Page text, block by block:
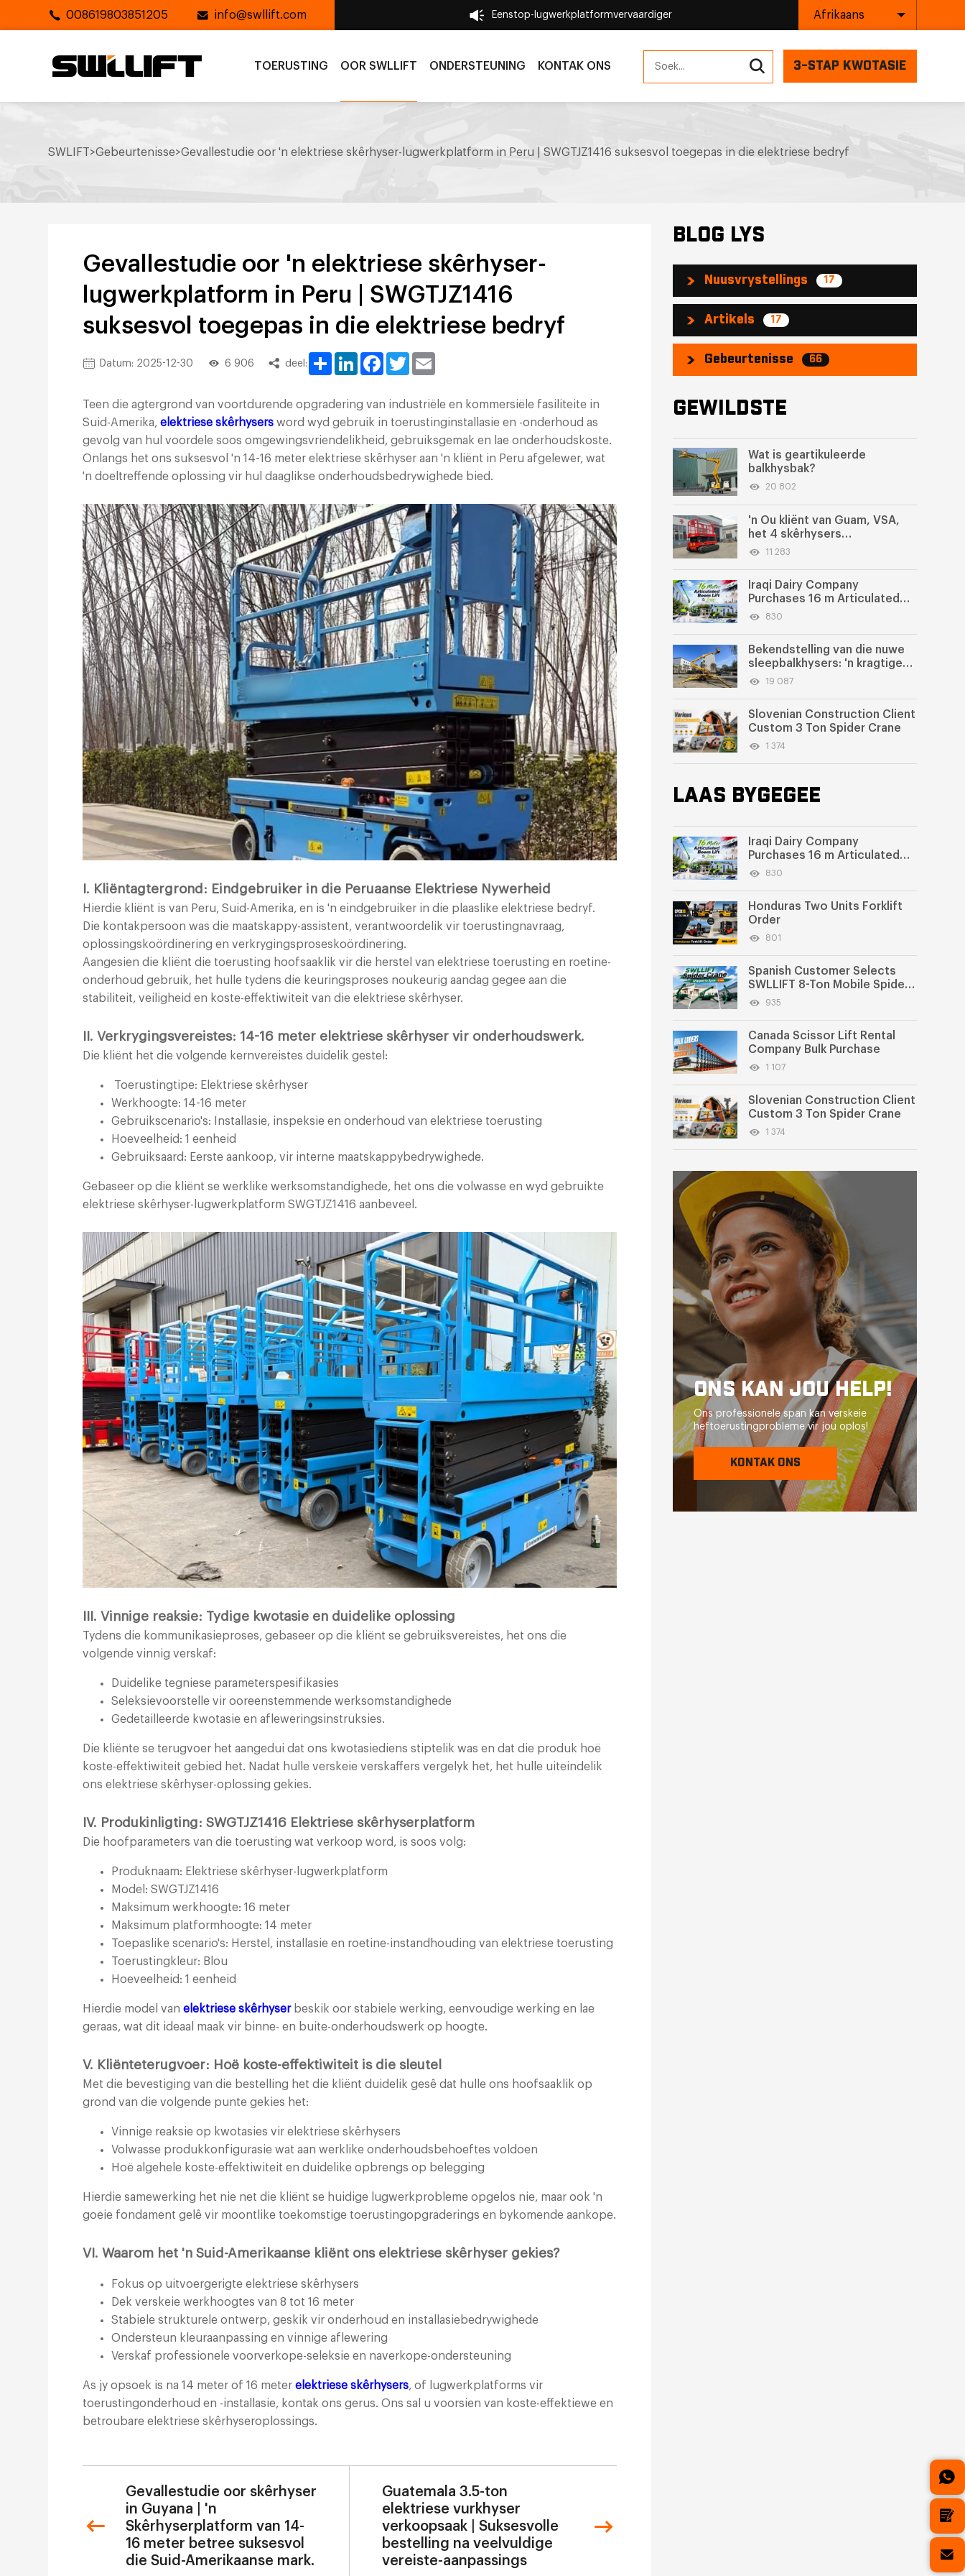
008619803851205 info@swllift.com Eenstop-lugwerkplatformvervaardiger Afrikaans
TOERUSTING OOR SWLLIFT ONDERSTEUNING KONTAK ONS 3-STAP KWOTASIE
SWLIFT>Gebeurtenisse>Gevallestudie oor 'n elektriese skêrhyser-lugwerkplatform in Peru | SWGTJZ1416 suksesvol toegepas in die elektriese bedryf
Gevallestudie oor 'n elektriese skêrhyser-
lugwerkplatform in Peru | SWGTJZ1416
suksesvol toegepas in die elektriese bedryf
Datum: 2025-12-30 6 906 deel:
Share LinkedInFacebook
Twitter
Teen die agtergrond van voortdurende opgradering van industriële en kommersiële fasiliteite in
Suid-Amerika,elektriese skêrhysers word wyd gebruik in toerustinginstallasie en -onderhoud as
gevolg van hul voordele soos omgewingsvriendelikheid, gebruiksgemak en lae onderhoudskoste.
Onlangs het ons suksesvol 'n 14-16 meter elektriese skêrhyser aan 'n kliënt in Peru afgelewer, wat
'n doeltreffende oplossing vir hul daaglikse onderhoudsbedrywighede bied.
I. Kliëntagtergrond: Eindgebruiker in die Peruaanse Elektriese Nywerheid
Hierdie kliënt is van Peru, Suid-Amerika, en is 'n eindgebruiker in die plaaslike elektriese bedryf.
Die kontakpersoon was die maatskappy-assistent, verantwoordelik vir toerustingnavraag,
oplossingskoördinering en verkrygingsproseskoördinering.
Aangesien die kliënt die toerusting hoofsaaklik vir die herstel van elektriese toerusting en roetine-
onderhoud gebruik, het hulle tydens die keuringsproses noukeurig aandag gegee aan die
stabiliteit, veiligheid en koste-effektiwiteit van die elektriese skêrhyser.
II. Verkrygingsvereistes: 14-16 meter elektriese skêrhyser vir onderhoudswerk.
Die kliënt het die volgende kernvereistes duidelik gestel:
Toerustingtipe: Elektriese skêrhyser
Werkhoogte: 14-16 meter
Gebruikscenario's: Installasie, inspeksie en onderhoud van elektriese toerusting
Hoeveelheid: 1 eenheid
Gebruiksaard: Eerste aankoop, vir interne maatskappybedrywighede.
Gebaseer op die kliënt se werklike werksomstandighede, het ons die volwasse en wyd gebruikte
elektriese skêrhyser-lugwerkplatform SWGTJZ1416 aanbeveel.
III. Vinnige reaksie: Tydige kwotasie en duidelike oplossing
Tydens die kommunikasieproses, gebaseer op die kliënt se gebruiksvereistes, het ons die
volgende vinnig verskaf:
Duidelike tegniese parameterspesifikasies
Seleksievoorstelle vir ooreenstemmende werksomstandighede
Gedetailleerde kwotasie en afleweringsinstruksies.
Die kliënte se terugvoer het aangedui dat ons kwotasiediens stiptelik was en dat die produk hoë
koste-effektiwiteit gebied het. Nadat hulle verskeie verskaffers vergelyk het, het hulle uiteindelik
ons elektriese skêrhyser-oplossing gekies.
IV. Produkinligting: SWGTJZ1416 Elektriese skêrhyserplatform
Die hoofparameters van die toerusting wat verkoop word, is soos volg:
Produknaam: Elektriese skêrhyser-lugwerkplatform
Model: SWGTJZ1416
Maksimum werkhoogte: 16 meter
Maksimum platformhoogte: 14 meter
Toepaslike scenario's: Herstel, installasie en roetine-instandhouding van elektriese toerusting
Toerustingkleur: Blou
Hoeveelheid: 1 eenheid
Hierdie model van elektriese skêrhyserbeskik oor stabiele werking, eenvoudige werking en lae
geraas, wat dit ideaal maak vir binne- en buite-onderhoudswerk op hoogte.
V. Kliënteterugvoer: Hoë koste-effektiwiteit is die sleutel
Met die bevestiging van die bestelling het die kliënt duidelik gesê dat hulle ons hoofsaaklik op
grond van die volgende punte gekies het:
Vinnige reaksie op kwotasies vir elektriese skêrhysers
Volwasse produkkonfigurasie wat aan werklike onderhoudsbehoeftes voldoen
Hoë algehele koste-effektiwiteit en duidelike opbrengs op belegging
Hierdie samewerking het nie net die kliënt se huidige lugwerkprobleme opgelos nie, maar ook 'n
goeie fondament gelê vir moontlike toekomstige toerustingopgraderings en bykomende aankope.
VI. Waarom het 'n Suid-Amerikaanse kliënt ons elektriese skêrhyser gekies?
Fokus op uitvoergerigte elektriese skêrhysers
Dek verskeie werkhoogtes van 8 tot 16 meter
Stabiele strukturele ontwerp, geskik vir onderhoud en installasiebedrywighede
Ondersteun kleuraanpassing en vinnige aflewering
Verskaf professionele voorverkope-seleksie en naverkope-ondersteuning
As jy opsoek is na 14 meter of 16 meter elektriese skêrhysers, of lugwerkplatforms vir
toerustingonderhoud en -installasie, kontak ons gerus. Ons sal u voorsien van koste-effektiewe en
betroubare elektriese skêrhyseroplossings.
Gevallestudie oor skêrhyser
in Guyana | 'n
Skêrhyserplatform van 14-
16 meter betree suksesvol
die Suid-Amerikaanse mark.
Guatemala 3.5-ton
elektriese vurkhyser
verkoopsaak | Suksesvolle
bestelling na veelvuldige
vereiste-aanpassings
BLOG LYS
Nuusvrystellings 17
Artikels 17
Gebeurtenisse 66
GEWILDSTE
Wat is geartikuleerde
balkhysbak?
20 802
'n Ou kliënt van Guam, VSA,
het 4 skêrhysers
teruggekoop
11 283
Iraqi Dairy Company
Purchases 16 m Articulated
Boom Lift
830
Bekendstelling van die nuwe
sleepbalkhysers: 'n kragtige
werktuig om op hoogte te
19 087
Slovenian Construction Client
Custom 3 Ton Spider Crane
1 374
LAAS BYGEGEE
Iraqi Dairy Company
Purchases 16 m Articulated
Boom Lift
830
Honduras Two Units Forklift
Order
801
Spanish Customer Selects
SWLLIFT 8-Ton Mobile Spider
Crane
935
Canada Scissor Lift Rental
Company Bulk Purchase
1 107
Slovenian Construction Client
Custom 3 Ton Spider Crane
1 374
ONS KAN JOU HELP!
Ons professionele span kan verskeie
heftoerustingprobleme vir jou oplos!
KONTAK ONS